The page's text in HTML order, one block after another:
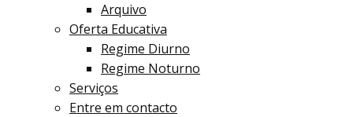
Arquivo
Oferta Educativa
Regime Diurno
Regime Noturno
Serviços
Entre em contacto